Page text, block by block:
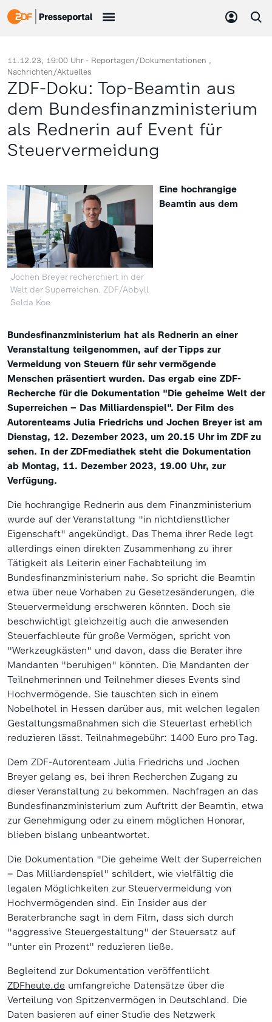
11.12.23, 19:00 Uhr - Reportagen/Dokumentationen
Nachrichten/Aktuelles
ZDF-Doku: Top-Beamtin aus
dem Bundesfinanzministerium
als Rednerin auf Event für
Steuervermeidung
Jochen Breyer recherchiert in der
Welt der Superreichen. ZDF/Abbyll
Selda Koe
Eine hochrangige
Beamtin aus dem
Bundesfinanzministerium hat als Rednerin an einer
Veranstaltung teilgenommen, auf der Tipps zur
Vermeidung von Steuern für sehr vermögende
Menschen präsentiert wurden. Das ergab eine ZDF-
Recherche für die Dokumentation "Die geheime Welt der
Superreichen – Das Milliardenspiel". Der Film des
Autorenteams Julia Friedrichs und Jochen Breyer ist am
Dienstag, 12. Dezember 2023, um 20.15 Uhr im ZDF zu
sehen. In der ZDFmediathek steht die Dokumentation
ab Montag, 11. Dezember 2023, 19.00 Uhr, zur
Verfügung.
Die hochrangige Rednerin aus dem Finanzministerium
wurde auf der Veranstaltung "in nichtdienstlicher
Eigenschaft" angekündigt. Das Thema ihrer Rede legt
allerdings einen direkten Zusammenhang zu ihrer
Tätigkeit als Leiterin einer Fachabteilung im
Bundesfinanzministerium nahe. So spricht die Beamtin
etwa über neue Vorhaben zu Gesetzesänderungen, die
Steuervermeidung erschweren könnten. Doch sie
beschwichtigt gleichzeitig auch die anwesenden
Steuerfachleute für große Vermögen, spricht von
"Werkzeugkästen" und davon, dass die Berater ihre
Mandanten "beruhigen" könnten. Die Mandanten der
Teilnehmerinnen und Teilnehmer dieses Events sind
Hochvermögende. Sie tauschten sich in einem
Nobelhotel in Hessen darüber aus, mit welchen legalen
Gestaltungsmaßnahmen sich die Steuerlast erheblich
reduzieren lässt. Teilnahmegebühr: 1400 Euro pro Tag.
Dem ZDF-Autorenteam Julia Friedrichs und Jochen
Breyer gelang es, bei ihren Recherchen Zugang zu
dieser Veranstaltung zu bekommen. Nachfragen an das
Bundesfinanzministerium zum Auftritt der Beamtin, etwa
zur Genehmigung oder zu einem möglichen Honorar,
blieben bislang unbeantwortet.
Die Dokumentation "Die geheime Welt der Superreichen
– Das Milliardenspiel" schildert, wie vielfältig die
legalen Möglichkeiten zur Steuervermeidung von
Hochvermögenden sind. Ein Insider aus der
Beraterbranche sagt in dem Film, dass sich durch
"aggressive Steuergestaltung" der Steuersatz auf
"unter ein Prozent" reduzieren ließe.
Begleitend zur Dokumentation veröffentlicht
ZDFheute.de umfangreiche Datensätze über die
Verteilung von Spitzenvermögen in Deutschland. Die
Daten basieren auf einer Studie des Netzwerk